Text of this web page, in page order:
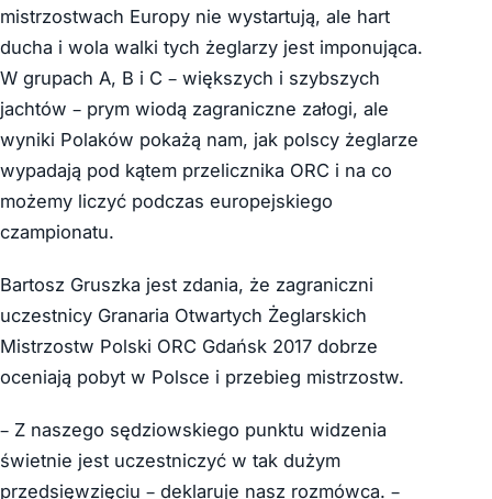
mistrzostwach Europy nie wystartują, ale hart
ducha i wola walki tych żeglarzy jest imponująca.
W grupach A, B i C – większych i szybszych
jachtów – prym wiodą zagraniczne załogi, ale
wyniki Polaków pokażą nam, jak polscy żeglarze
wypadają pod kątem przelicznika ORC i na co
możemy liczyć podczas europejskiego
czampionatu.
Bartosz Gruszka jest zdania, że zagraniczni
uczestnicy Granaria Otwartych Żeglarskich
Mistrzostw Polski ORC Gdańsk 2017 dobrze
oceniają pobyt w Polsce i przebieg mistrzostw.
– Z naszego sędziowskiego punktu widzenia
świetnie jest uczestniczyć w tak dużym
przedsięwzięciu – deklaruje nasz rozmówca. –